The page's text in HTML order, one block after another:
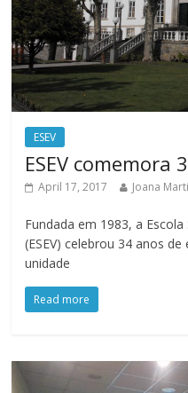
ESEV
ESEV comemora
April 17, 2017 Joana
Fundada em 1983, a
(ESEV) celebrou 34 anos
unidade
Read more